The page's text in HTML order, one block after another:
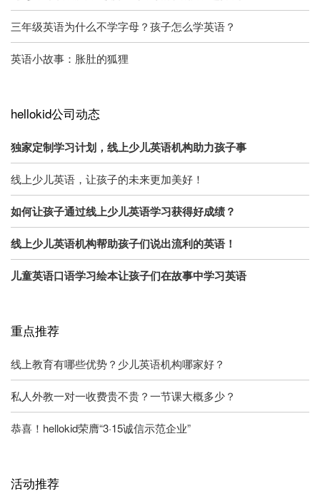
三年级英语为什么不学字母？孩子怎么学英语？
英语小故事：胀肚的狐狸
hellokid公司动态
独家定制学习计划，线上少儿英语机构助力孩子事
线上少儿英语，让孩子的未来更加美好！
如何让孩子通过线上少儿英语学习获得好成绩？
线上少儿英语机构帮助孩子们说出流利的英语！
儿童英语口语学习绘本让孩子们在故事中学习英语
重点推荐
线上教育有哪些优势？少儿英语机构哪家好？
私人外教一对一收费贵不贵？一节课大概多少？
恭喜！hellokid荣膺“3·15诚信示范企业”
活动推荐